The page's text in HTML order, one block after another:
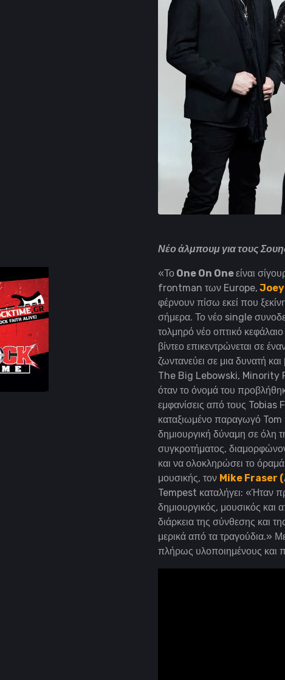
Νέο άλμπουμ για τους
«ΤοOne On Oneείναι
frontman των Europe,
φέρνουν πίσω εκεί που
σήμερα. Το νέο single
τολμηρό νέο οπτικό
βίντεο επικεντρώνεται σε
ζωντανεύει σε μια δυνατή
The Big Lebowski, Minority
όταν το όνομά του
εμφανίσεις από τους
καταξιωμένο παραγωγό
δημιουργική δύναμη σε όλη
συγκροτήματος,
και να ολοκληρώσει το
μουσικής, τον Mike Fraser (
Tempest καταλήγει: «Ήταν
δημιουργικός, μουσικός και
διάρκεια της σύνθεσης και
μερικά από τα τραγούδια.»
πλήρως υλοποιημένους και